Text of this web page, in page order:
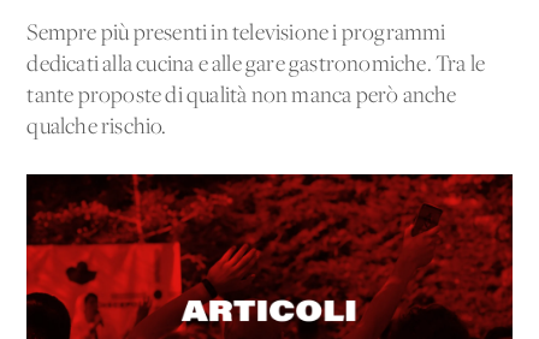
Sempre più presenti in televisione i programmi
dedicati alla cucina e alle gare gastronomiche. Tra le
tante proposte di qualità non manca però anche
qualche rischio.